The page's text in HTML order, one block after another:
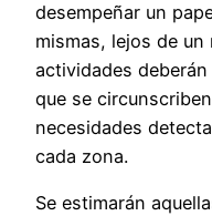
desempeñar un
mismas, lejos de un
actividades
que se
necesidades
cada zona.
Se estimarán